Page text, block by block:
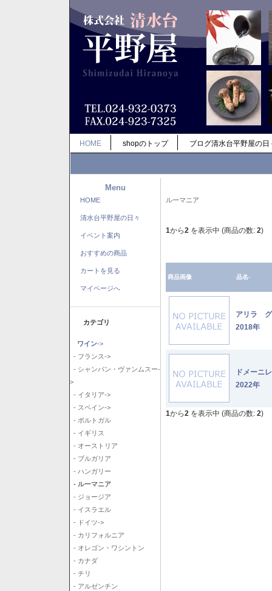
HOME shopのトップ ブログ清水台平野屋の日
Menu
HOME
清水台平野屋の日々
イベント案内
おすすめの商品
カートを見る
マイページへ
カテゴリ
ワイン->
- フランス->
- シャンパン・ヴァンムスー-
>
- イタリア->
- スペイン->
- ポルトガル
- イギリス
- オーストリア
- ブルガリア
- ハンガリー
- ルーマニア
- ジョージア
- イスラエル
- ドイツ->
- カリフォルニア
- オレゴン・ワシントン
- カナダ
- チリ
- アルゼンチン
ルーマニア
1から2 を表示中 (商品の数: 2)
商品画像 品名-
アリラ
2018年
ドメー
2022年
1から2 を表示中 (商品の数: 2)